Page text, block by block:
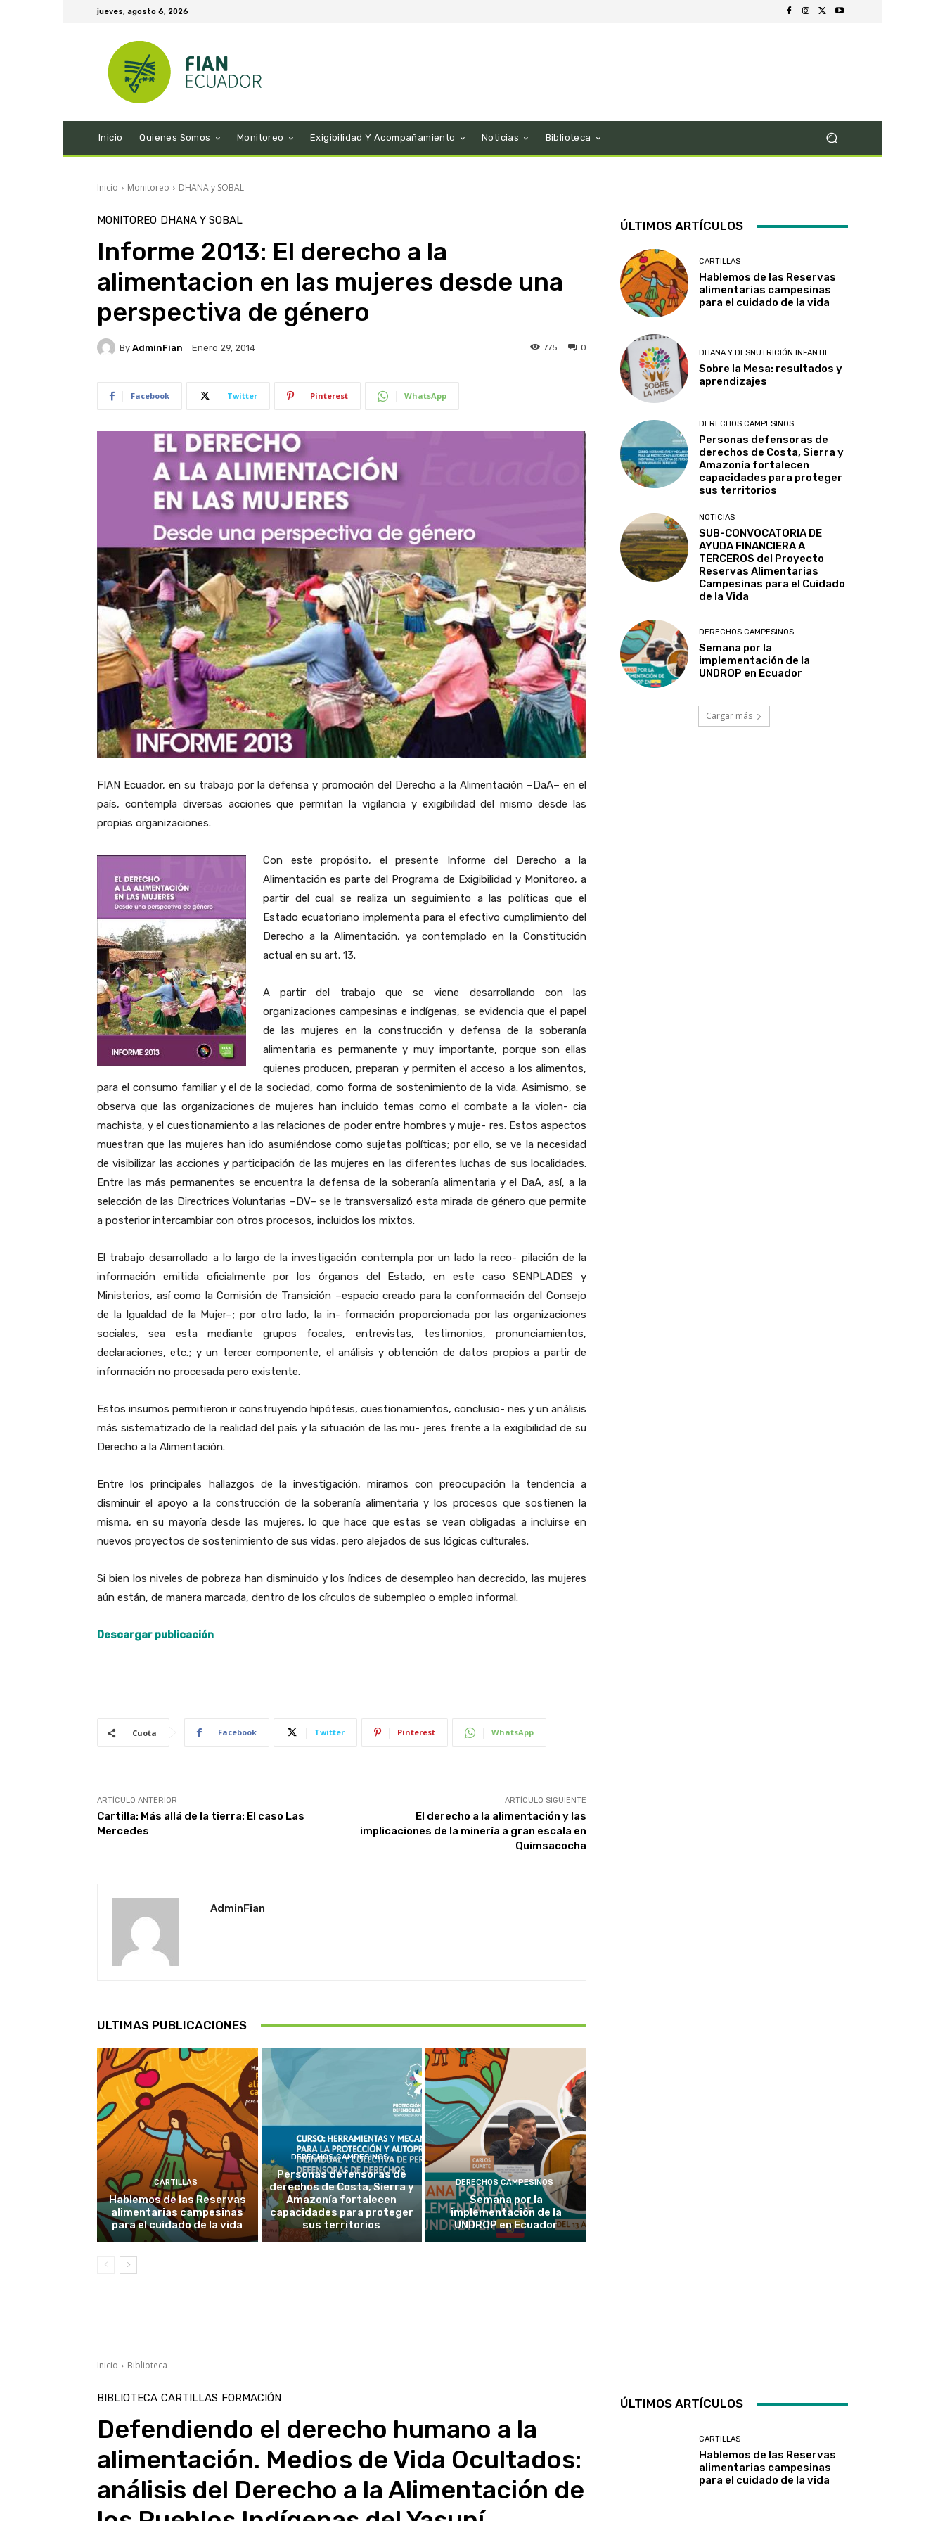
jueves, agosto 6, 2026
Inicio Quienes Somos Monitoreo Exigibilidad Y Acompañamiento Noticias Biblioteca
Inicio Monitoreo DHANA y SOBAL
MONITOREO DHANA Y SOBAL
Informe 2013: El derecho a la
alimentacion en las mujeres desde una
perspectiva de género
By AdminFian Enero 29, 2014 0
775
Facebook Twitter Pinterest WhatsApp
FIAN Ecuador, en su trabajo por la defensa y promoción del Derecho a la Alimentación –DaA– en el
país, contempla diversas acciones que permitan la vigilancia y exigibilidad del mismo desde las
propias organizaciones.
Con este propósito, el presente Informe del Derecho a la
Alimentación es parte del Programa de Exigibilidad y Monitoreo, a
partir del cual se realiza un seguimiento a las políticas que el
Estado ecuatoriano implementa para el efectivo cumplimiento del
Derecho a la Alimentación, ya contemplado en la Constitución
actual en su art. 13.
A partir del trabajo que se viene desarrollando con las
organizaciones campesinas e indígenas, se evidencia que el papel
de las mujeres en la construcción y defensa de la soberanía
alimentaria es permanente y muy importante, porque son ellas
quienes producen, preparan y permiten el acceso a los alimentos,
para el consumo familiar y el de la sociedad, como forma de sostenimiento de la vida. Asimismo, se
observa que las organizaciones de mujeres han incluido temas como el combate a la violen- cia
machista, y el cuestionamiento a las relaciones de poder entre hombres y muje- res. Estos aspectos
muestran que las mujeres han ido asumiéndose como sujetas políticas; por ello, se ve la necesidad
de visibilizar las acciones y participación de las mujeres en las diferentes luchas de sus localidades.
Entre las más permanentes se encuentra la defensa de la soberanía alimentaria y el DaA, así, a la
selección de las Directrices Voluntarias –DV– se le transversalizó esta mirada de género que permite
a posterior intercambiar con otros procesos, incluidos los mixtos.
El trabajo desarrollado a lo largo de la investigación contempla por un lado la reco- pilación de la
información emitida oficialmente por los órganos del Estado, en este caso SENPLADES y
Ministerios, así como la Comisión de Transición –espacio creado para la conformación del Consejo
de la Igualdad de la Mujer–; por otro lado, la in- formación proporcionada por las organizaciones
sociales, sea esta mediante grupos focales, entrevistas, testimonios, pronunciamientos,
declaraciones, etc.; y un tercer componente, el análisis y obtención de datos propios a partir de
información no procesada pero existente.
Estos insumos permitieron ir construyendo hipótesis, cuestionamientos, conclusio- nes y un análisis
más sistematizado de la realidad del país y la situación de las mu- jeres frente a la exigibilidad de su
Derecho a la Alimentación.
Entre los principales hallazgos de la investigación, miramos con preocupación la tendencia a
disminuir el apoyo a la construcción de la soberanía alimentaria y los procesos que sostienen la
misma, en su mayoría desde las mujeres, lo que hace que estas se vean obligadas a incluirse en
nuevos proyectos de sostenimiento de sus vidas, pero alejados de sus lógicas culturales.
Si bien los niveles de pobreza han disminuido y los índices de desempleo han decrecido, las mujeres
aún están, de manera marcada, dentro de los círculos de subempleo o empleo informal.
Descargar publicación
Cuota Facebook Twitter Pinterest WhatsApp
ARTÍCULO ANTERIOR
Cartilla: Más allá de la tierra: El caso Las
Mercedes
ARTÍCULO SIGUIENTE
El derecho a la alimentación y las
implicaciones de la minería a gran escala en
Quimsacocha
AdminFian
ULTIMAS PUBLICACIONES
CARTILLAS
Hablemos de las Reservas
alimentarias campesinas
para el cuidado de la vida
DERECHOS CAMPESINOS
Personas defensoras de
derechos de Costa, Sierra y
Amazonía fortalecen
capacidades para proteger
sus territorios
DERECHOS CAMPESINOS
Semana por la
implementación de la
UNDROP en Ecuador
ÚLTIMOS ARTÍCULOS
CARTILLAS
Hablemos de las Reservas
alimentarias campesinas
para el cuidado de la vida
DHANA Y DESNUTRICIÓN INFANTIL
Sobre la Mesa: resultados y
aprendizajes
DERECHOS CAMPESINOS
Personas defensoras de
derechos de Costa, Sierra y
Amazonía fortalecen
capacidades para proteger
sus territorios
NOTICIAS
SUB-CONVOCATORIA DE
AYUDA FINANCIERA A
TERCEROS del Proyecto
Reservas Alimentarias
Campesinas para el Cuidado
de la Vida
DERECHOS CAMPESINOS
Semana por la
implementación de la
UNDROP en Ecuador
Cargar más